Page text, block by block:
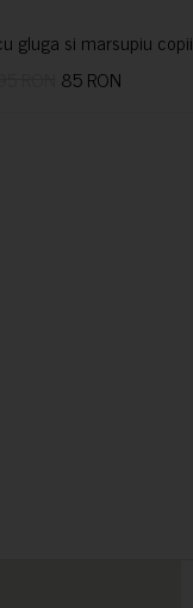
gluga si marsupiu copii
85 RON